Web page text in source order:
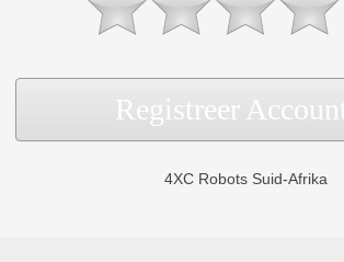
Registreer
4XC Robots Suid-Afrika